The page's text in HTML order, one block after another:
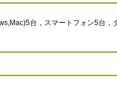
台，スマートフォン5台，